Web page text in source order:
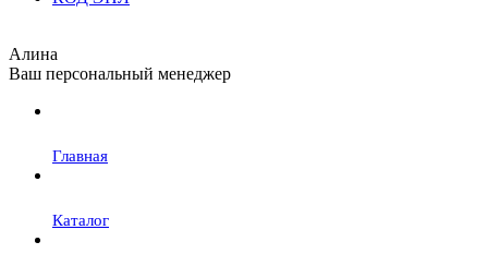
Алина
Ваш персональный менеджер
Главная
Каталог